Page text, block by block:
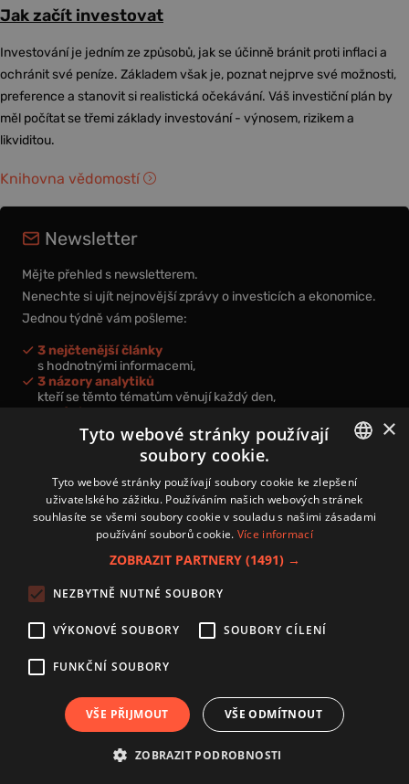
Jak začít investovat
Investování je jedním ze způsobů, jak se účinně bránit proti inflaci a
ochránit své peníze. Základem však je, poznat nejprve své možnosti,
preference a stanovit si realistická očekávání. Váš investiční plán by
měl počítat se třemi základy investování - výnosem, rizikem a
likviditou.
Knihovna vědomostí
Newsletter
Mějte přehled s newsletterem.
Nenechte si ujít nejnovější zprávy o investicích a ekonomice.
Jednou týdně vám pošleme:
3 nejčtenější články
s hodnotnými informacemi,
3 názory analytiků
kteří se těmto tématům věnují každý den,
nová videa a podcasty
k prohloubení vašich znalostí.
Přihlášením k newsletteru vyjadřujete svůj souhlas spodmínkami
zpracování osobních údajů.
Zásady používání souborů cookies
Autoři
Nastavení cookies
Publikování nebo další šíření obsahu serveru www.investice.cz není možné bez
CZECH
×
Tyto webové stránky používají
soubory cookie.
Tyto webové stránky používají soubory cookie ke zlepšení
uživatelského zážitku. Používáním našich webových stránek
souhlasíte se všemi soubory cookie v souladu s našimi zásadami
používání souborů cookie. Více informací
ZOBRAZIT PARTNERY (1491) →
NEZBYTNĚ NUTNÉ SOUBORY
VÝKONOVÉ SOUBORY SOUBORY CÍLENÍ
FUNKČNÍ SOUBORY
VŠE PŘIJMOUT VŠE ODMÍTNOUT
ZOBRAZIT PODROBNOSTI